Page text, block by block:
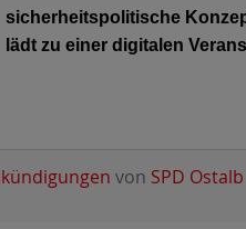
sicherheitspolitische
lädt zu einer digitalen
von SPD Ostalb